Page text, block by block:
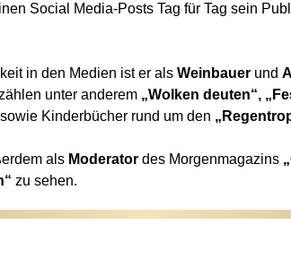
Social Media-Posts Tag für Tag sein
in den Medien ist er als Weinbauer und
unter anderem „Wolken deuten“,
sowie Kinderbücher rund um den
als Moderator des Morgenmagazins
zu sehen.